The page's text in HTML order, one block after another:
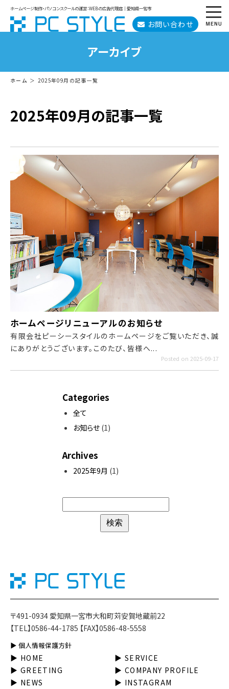
ホームページ制作・パソコンスクールの運営：WEBの広告代理店｜愛知県一宮市
お問い合わせ
アーカイブ
ホーム 2025年09月の記事一覧
2025年09月の記事一覧
ホームページリニューアルのお知らせ
有限会社ピーシースタイルのホームページをご覧いただき、誠
にありがとうございます。このたび、皆様へ...
Posted on 2025-09-17
Categories
全て
お知らせ(1)
Archives
2025年9月 (1)
〒491-0934 愛知県一宮市大和町苅安賀地蔵前22
【TEL】0586-44-1785 【FAX】0586-48-5558
▶︎ 個人情報保護方針
▶︎ HOME
▶︎ SERVICE
▶︎ GREETING
▶︎ COMPANY PROFILE
▶︎ NEWS
▶︎ INSTAGRAM